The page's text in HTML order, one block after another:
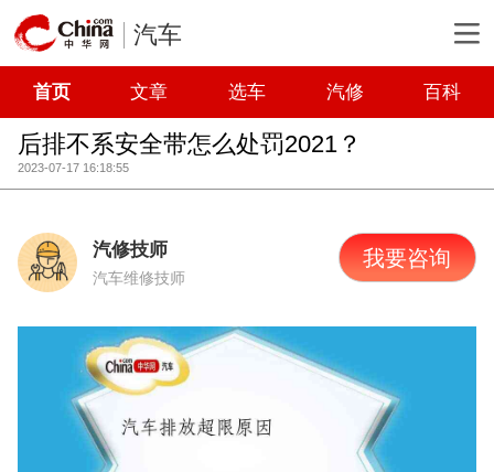
汽车
首页 文章 选车 汽修 百科
后排不系安全带怎么处罚2021？
2023-07-17 16:18:55
汽修技师
汽车维修技师
我要咨询